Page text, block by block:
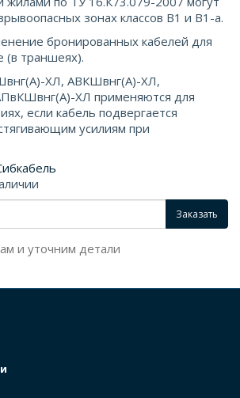
зонах классов В1 и В1-а.
бронированных кабелей для
(в траншеях).
ХЛ, АВКШвнг(А)-ХЛ,
ХЛ применяются для
если кабель подвергается
усилиям при
Заказать
и уточним детали